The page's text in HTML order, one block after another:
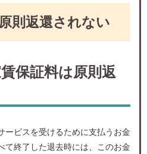
則返還されない
保証料は原則返
ービスを受けるために支払うお金
て終了した退去時には、このお金